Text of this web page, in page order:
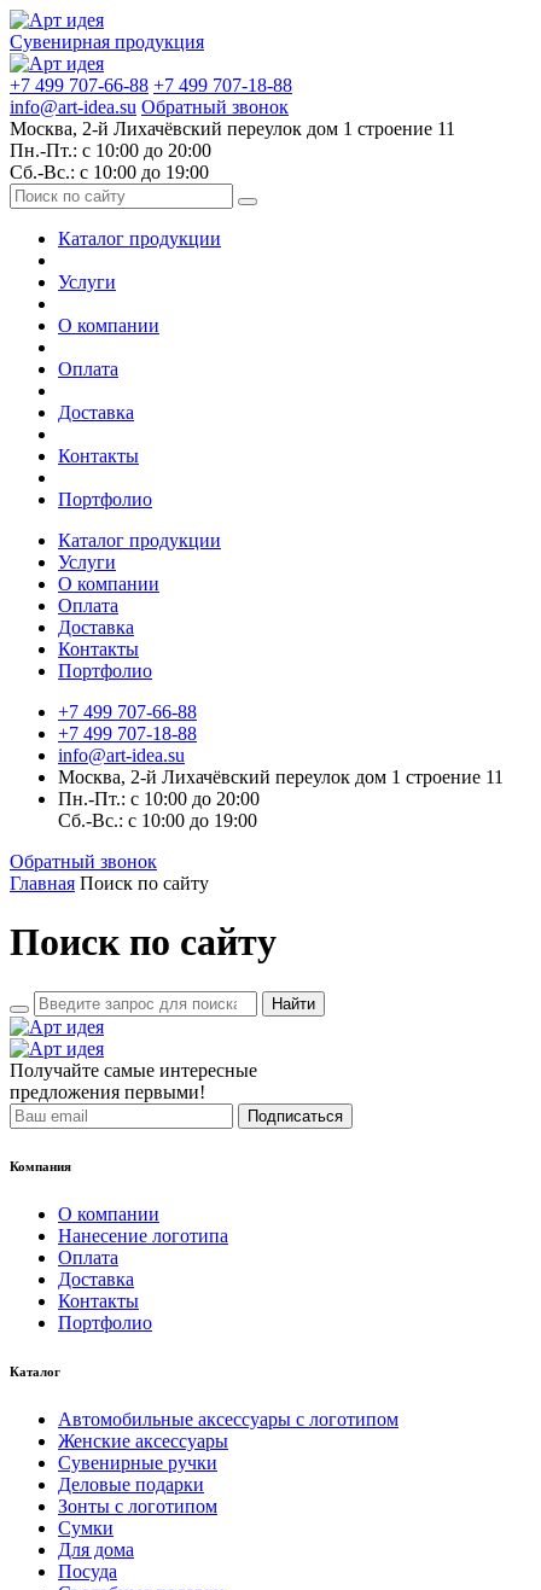
Сувенирная продукция
+7 499 707-66-88 +7 499 707-18-88
info@art-idea.su Обратный звонок
Москва, 2-й Лихачёвский переулок дом 1 строение 11
Пн.-Пт.: с 10:00 до 20:00
Сб.-Вс.: с 10:00 до 19:00
Каталог продукции
Услуги
О компании
Оплата
Доставка
Контакты
Портфолио
Каталог продукции
Услуги
О компании
Оплата
Доставка
Контакты
Портфолио
+7 499 707-66-88
+7 499 707-18-88
info@art-idea.su
Москва, 2-й Лихачёвский переулок дом 1 строение 11
Пн.-Пт.: с 10:00 до 20:00
Сб.-Вс.: с 10:00 до 19:00
Обратный звонок
Главная Поиск по сайту
Поиск по сайту
Найти
Получайте самые интересные
предложения первыми!
Подписаться
Компания
О компании
Нанесение логотипа
Оплата
Доставка
Контакты
Портфолио
Каталог
Автомобильные аксессуары с логотипом
Женские аксессуары
Сувенирные ручки
Деловые подарки
Зонты с логотипом
Сумки
Для дома
Посуда